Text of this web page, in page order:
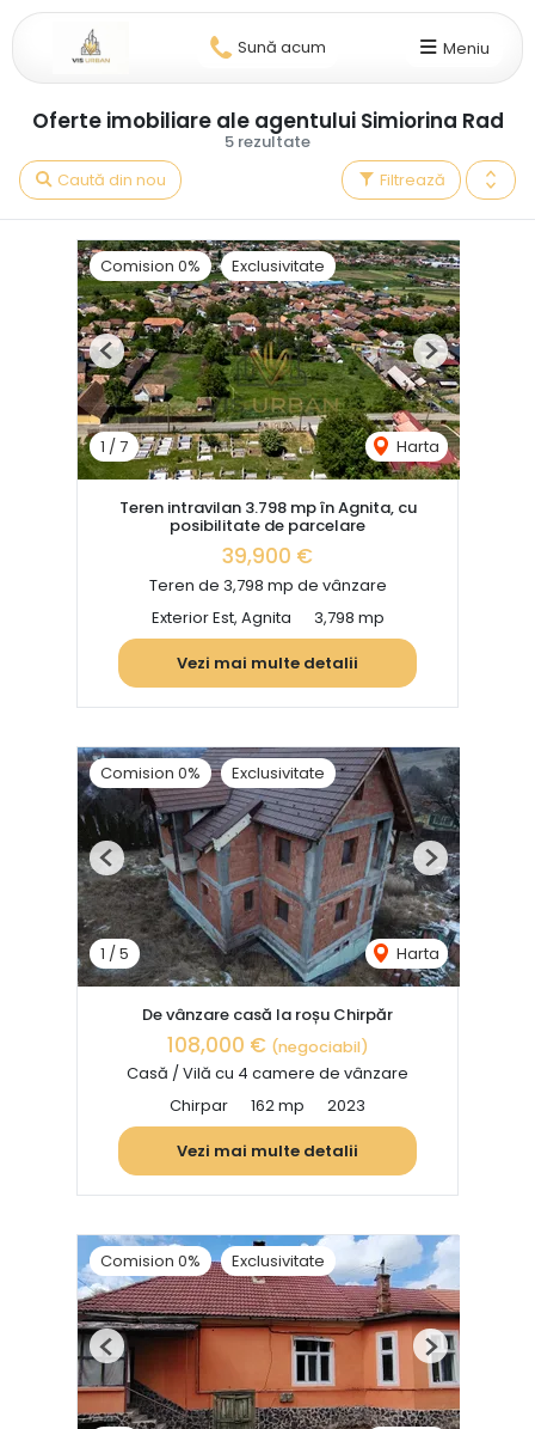
Sună acum Meniu
5 rezultate
Oferte imobiliare ale agentului Simiorina Rad
Filtrează
Caută din nou
Comision 0% Exclusivitate
1 /7 Harta
Previous Next
Teren intravilan 3.798 mp în Agnita, cu
posibilitate de parcelare
39,900 €
Teren de 3,798 mp de vânzare
Exterior Est, Agnita
3,798 mp
Vezi mai multe detalii
Comision 0% Exclusivitate
1 /5 Harta
Previous Next
De vânzare casă la roșu Chirpăr
108,000 € (negociabil)
Casă / Vilă cu 4 camere de vânzare
Chirpar
162 mp
2023
Vezi mai multe detalii
Comision 0% Exclusivitate
Previous Next